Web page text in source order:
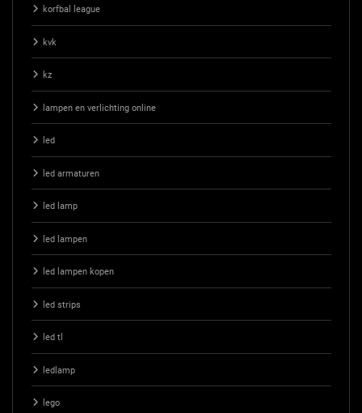
korfbal league
kvk
kz
lampen en verlichting online
led
led armaturen
led lamp
led lampen
led lampen kopen
led strips
led tl
ledlamp
lego